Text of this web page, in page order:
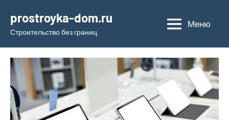
содержимому
prostroyka-dom.ru
Строительство без границ
Меню